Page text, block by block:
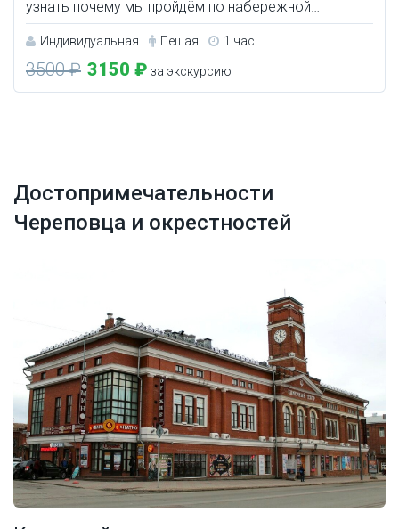
узнать почему мы пройдём по набережной…
Индивидуальная Пешая 1 час
3500 ₽ 3150 ₽ за экскурсию
Достопримечательности
Череповца и окрестностей